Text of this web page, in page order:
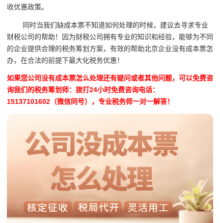
收优惠政策。
同时当我们缺成本票不知道如何处理的时候，建议去寻求专业
财税公司的帮助！因为财税公司拥有专业的知识和经验，能够为不同
的企业提供合理的税务筹划方案，有效的帮助北京企业没有成本票怎
办，在合法的前提下最大化税务优惠！
如果您公司没有成本票怎么处理还有疑问或者其他问题，可以免费咨
询我们的税务筹划师：拨打24小时免费咨询电话：
15137101602（微信同号），专业税务师一对一解答！